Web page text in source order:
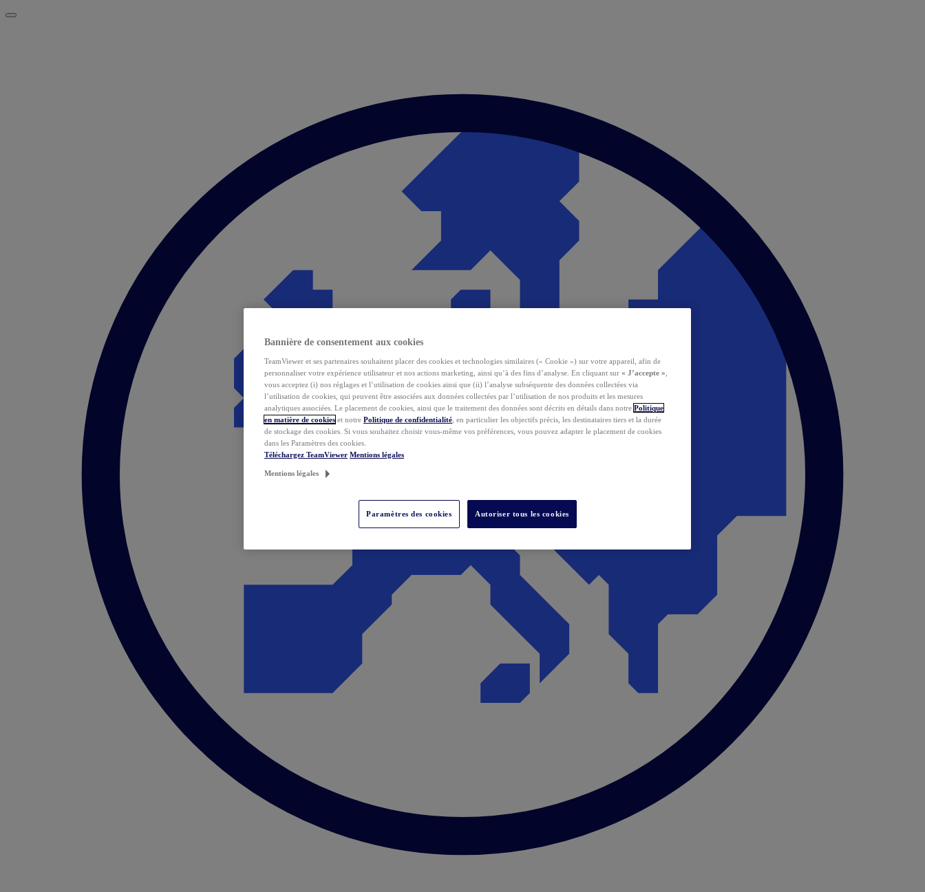
Bannière de consentement aux cookies
TeamViewer et ses partenaires souhaitent placer des cookies et technologies similaires (« Cookie ») sur votre appareil, afin de
personnaliser votre expérience utilisateur et nos actions marketing, ainsi qu’à des fins d’analyse. En cliquant sur « J’accepte »
vous acceptez (i) nos réglages et l’utilisation de cookies ainsi que (ii) l’analyse subséquente des données collectées via
l’utilisation de cookies, qui peuvent être associées aux données collectées par l’utilisation de nos produits et les mesures
analytiques associées. Le placement de cookies, ainsi que le traitement des données sont décrits en détails dans notre Politique
en matière de cookies et notre Politique de confidentialité , en particulier les objectifs précis, les destinataires tiers et la durée
de stockage des cookies. Si vous souhaitez choisir vous-même vos préférences, vous pouvez adapter le placement de cookies
dans les Paramètres des cookies.
Téléchargez TeamViewer Mentions légales
Mentions légales
Paramètres des cookies Autoriser tous les cookies